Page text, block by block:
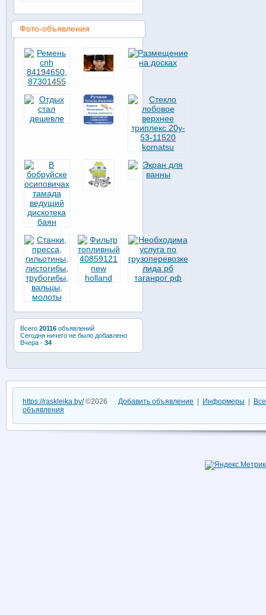
Фото-объявления
Всего 20116объявлений
Сегодня ничего не было добавлено
Вчера - 34
https://raskleika.by/©2026 Добавить объявление Информеры
объявления